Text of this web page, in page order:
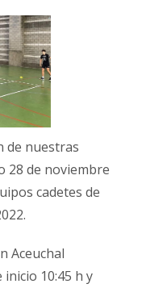
de nuestras
28 de noviembre
cadetes de
Aceuchal
10:45 h y